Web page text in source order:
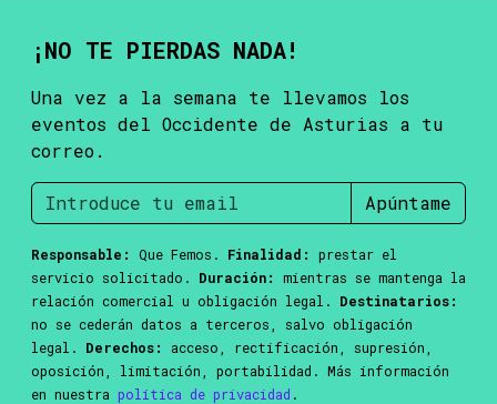
¡NO TE PIERDAS NADA!
Una vez a la semana te llevamos los
eventos del Occidente de Asturias a tu
correo.
Apúntame
Responsable: Que Femos. Finalidad:
prestar el
servicio solicitado. Duración:
mientras se mantenga la
relación comercial u obligación legal. Destinatarios:
no se cederán datos a terceros, salvo obligación
legal. Derechos:
acceso, rectificación, supresión,
oposición, limitación, portabilidad. Más información
en nuestra política de privacidad .